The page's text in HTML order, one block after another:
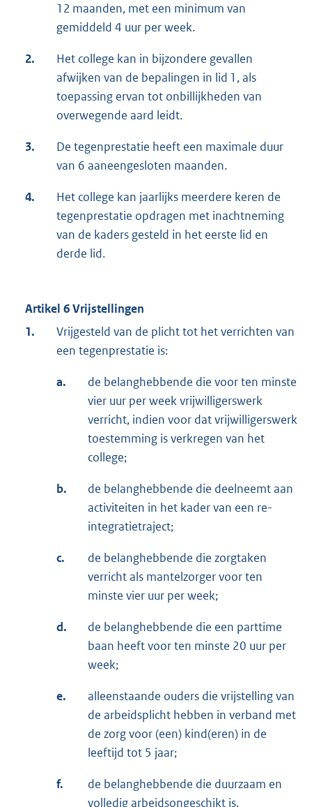
12 maanden, met een minimum van
gemiddeld 4 uur per week.
2.
Het college kan in bijzondere gevallen
afwijken van de bepalingen in lid 1, als
toepassing ervan tot onbillijkheden van
overwegende aard leidt.
3.
De tegenprestatie heeft een maximale duur
van 6 aaneengesloten maanden.
4.
Het college kan jaarlijks meerdere keren de
tegenprestatie opdragen met inachtneming
van de kaders gesteld in het eerste lid en
derde lid.
Artikel 6 Vrijstellingen
1.
Vrijgesteld van de plicht tot het verrichten van
een tegenprestatie is:
a.
de belanghebbende die voor ten minste
vier uur per week vrijwilligerswerk
verricht, indien voor dat vrijwilligerswerk
toestemming is verkregen van het
college;
b.
de belanghebbende die deelneemt aan
activiteiten in het kader van een re-
integratietraject;
c.
de belanghebbende die zorgtaken
verricht als mantelzorger voor ten
minste vier uur per week;
d.
de belanghebbende die een parttime
baan heeft voor ten minste 20 uur per
week;
e.
alleenstaande ouders die vrijstelling van
de arbeidsplicht hebben in verband met
de zorg voor (een) kind(eren) in de
leeftijd tot 5 jaar;
f.
de belanghebbende die duurzaam en
volledig arbeidsongeschikt is.